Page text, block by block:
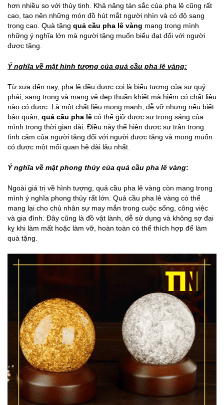
hơn nhiều so với thủy tinh. Khả năng tán sắc của pha lê cũng rất
cao, tạo nên những món đồ hút mắt người nhìn và có độ sang
trọng cao. Quà tặng quả cầu pha lê vàng mang trong mình
những ý nghĩa lớn mà người tặng muốn biểu đạt đối với người
được tặng.
Ý nghĩa về mặt hình tượng của quả cầu pha lê vàng:
Từ xưa đến nay, pha lê đều được coi là biểu tượng của sự quý
phái, sang trọng và mang vẻ đẹp thuần khiết mà hiếm có chất liệu
nào có được. Là một chất liệu mong manh, dễ vỡ nhưng nếu biết
bảo quản, quả cầu pha lê có thể giữ được sự trong sáng của
mình trong thời gian dài. Điều này thể hiện được sự trân trọng
tình cảm của người tặng đối với người được tặng và mong muốn
có được một mối quan hệ dài lâu nhất.
Ý nghĩa về mặt phong thủy của quả cầu pha lê vàng:
Ngoài giá trị về hình tượng, quả cầu pha lê vàng còn mang trong
mình ý nghĩa phong thủy rất lớn. Quả cầu pha lê vàng có thể
mang lại cho chủ nhân sự may mắn trong cuộc sống, công việc
và gia đình. Đây cũng là đồ vật lành, dễ sử dụng và không sợ đại
kỵ khi làm mất hoặc làm vỡ, hoàn toàn có thể thích hợp để làm
quà tặng.